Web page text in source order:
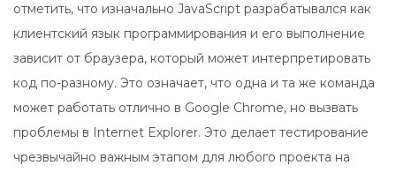
отметить, что изначально JavaScript разрабатывался как
клиентский язык программирования и его выполнение
зависит от браузера, который может интерпретировать
код по-разному. Это означает, что одна и та же команда
может работать отлично в Google Chrome, но вызвать
проблемы в Internet Explorer. Это делает тестирование
чрезвычайно важным этапом для любого проекта на